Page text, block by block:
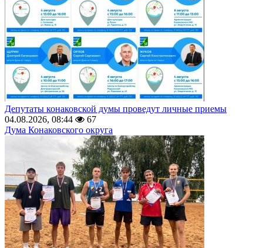
Депутаты конаковской думы проведут личные приемы
04.08.2026, 08:44
67
Дума Конаковского округа